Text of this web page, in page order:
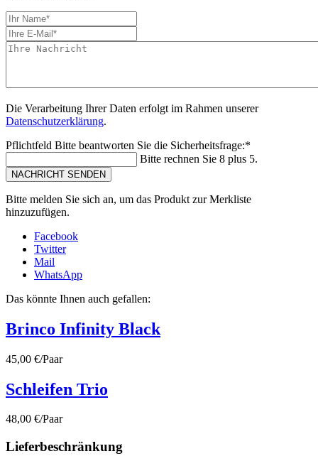
Die Verarbeitung Ihrer Daten erfolgt im Rahmen unserer
Datenschutzerklärung.
Pflichtfeld Bitte beantworten Sie die Sicherheitsfrage:*
Bitte rechnen Sie 8 plus 5.
NACHRICHT SENDEN
Bitte melden Sie sich an, um das Produkt zur Merkliste
hinzuzufügen.
Facebook
Twitter
Mail
WhatsApp
Das könnte Ihnen auch gefallen:
Brinco Infinity Black
45,00 €/Paar
Schleifen Trio
48,00 €/Paar
Lieferbeschränkung